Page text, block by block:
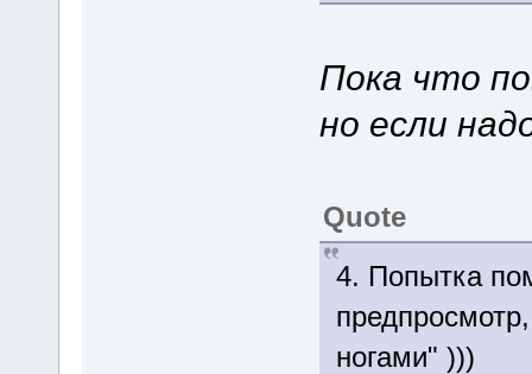
Пока что
но если
Quote
4. Попытка
ногами" )))